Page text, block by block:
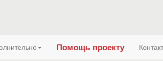
Помощь проекту